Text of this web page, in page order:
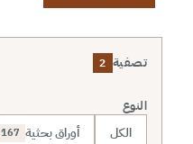
تصفية 2
النوع
الكل أوراق بحثية 167